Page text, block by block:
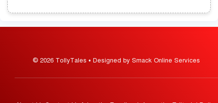
© 2026 TollyTales • Designed by Smack Online Services